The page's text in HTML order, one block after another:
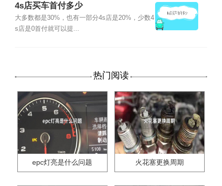
4s店买车首付多少
大多数都是30%，也有一部分4s店是20%，少数4
s店是0首付就可以提...
热门阅读
epc灯亮是什么问题 火花塞更换周期